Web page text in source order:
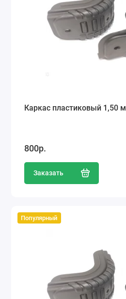
Каркас пластиковый 1,50 м
800р.
Заказать
Популярный